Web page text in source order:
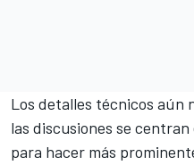
Los detalles técnicos aún
las discusiones se
para hacer más